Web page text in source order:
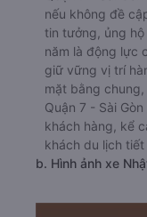
nếu không đề
tin tưởng, ủng
năm là động lực
giữ vững vị trí
mặt bằng
Quận 7 - Sài
khách hàng, kể
khách du lịch tiết
b. Hình ảnh xe